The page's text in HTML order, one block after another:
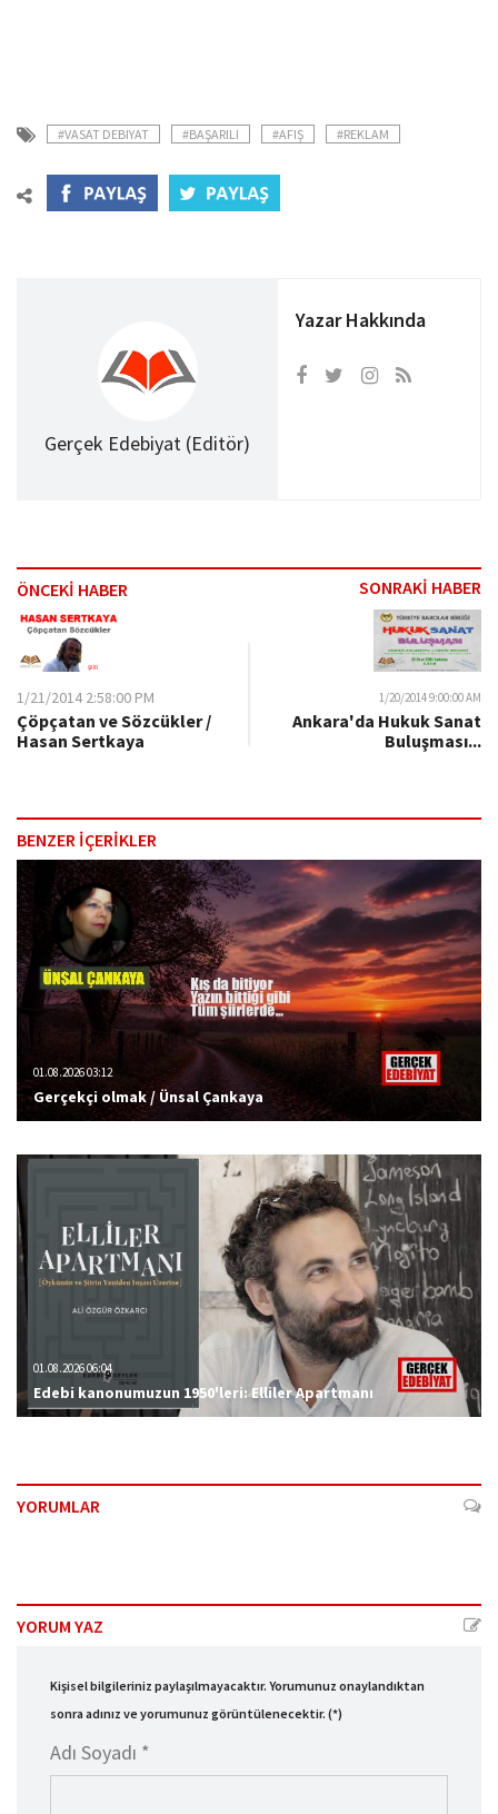
#VASAT DEBIYAT #BAŞARILI #AFIŞ #REKLAM
Gerçek Edebiyat (Editör)
Yazar Hakkında
ÖNCEKİ HABER SONRAKİ HABER
1/21/2014 2:58:00 PM
Çöpçatan ve Sözcükler /
Hasan Sertkaya
1/20/2014 9:00:00 AM
Ankara'da Hukuk Sanat
Buluşması...
BENZER İÇERİKLER
01.08.2026 03:12
Gerçekçi olmak / Ünsal Çankaya
01.08.2026 06:04
Edebi kanonumuzun 1950'leri: Elliler Apartmanı
YORUMLAR
YORUM YAZ
Kişisel bilgileriniz paylaşılmayacaktır. Yorumunuz onaylandıktan
sonra adınız ve yorumunuz görüntülenecektir. (*)
Adı Soyadı *